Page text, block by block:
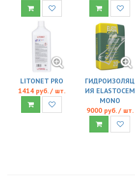
LITONET PRO
1414 руб. / шт.
ГИДРОИЗОЛЯЦ
ИЯ ELASTOCEM
MONO
9000 руб. / шт.